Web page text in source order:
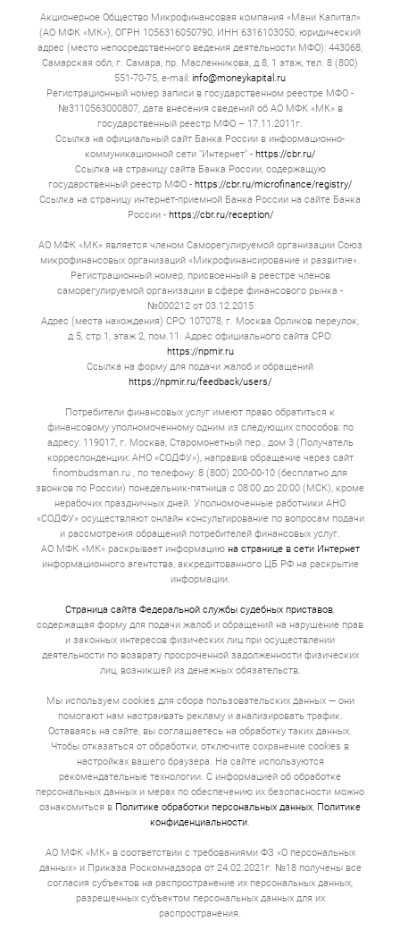
Акционерное Общество Микрофинансовая компания «Мани Капитал»
(АО МФК «МК»), ОГРН 1056316050790, ИНН 6316103050, юридический
адрес (место непосредственного ведения деятельности МФО): 443068,
Самарская обл, г. Самара, пр. Масленникова, д.8, 1 этаж, тел. 8 (800)
551-70-75, e-mail: info@moneykapital.ru
Регистрационный номер записи в государственном реестре МФО -
№3110563000807, дата внесения сведений об АО МФК «МК» в
государственный реестр МФО – 17.11.2011г.
Ссылка на официальный сайт Банка России в информационно-
коммуникационной сети "Интернет" - https://cbr.ru/
Ссылка на страницу сайта Банка России, содержащую
государственный реестр МФО - https://cbr.ru/microfinance/registry/
Ссылка на страницу интернет-приемной Банка России на сайте Банка
России - https://cbr.ru/reception/
АО МФК «МК» является членом Саморегулируемой организации Союз
микрофинансовых организаций «Микрофинансирование и развитие».
Регистрационный номер, присвоенный в реестре членов
саморегулируемой организации в сфере финансового рынка -
№000212 от 03.12.2015
Адрес (места нахождения) СРО: 107078, г. Москва Орликов переулок,
д.5, стр.1, этаж 2, пом.11. Адрес официального сайта СРО:
https://npmir.ru
Ссылка на форму для подачи жалоб и обращений
https://npmir.ru/feedback/users/
Потребители финансовых услуг имеют право обратиться к
финансовому уполномоченному одним из следующих способов: по
адресу: 119017, г. Москва, Старомонетный пер., дом 3 (Получатель
корреспонденции: АНО «СОДФУ»), направив обращение через сайт
finombudsman.ru , по телефону: 8 (800) 200-00-10 (бесплатно для
звонков по России) понедельник-пятница с 08:00 до 20:00 (МСК), кроме
нерабочих праздничных дней. Уполномоченные работники АНО
«СОДФУ» осуществляют онлайн консультирование по вопросам подачи
и рассмотрения обращений потребителей финансовых услуг.
АО МФК «МК» раскрывает информацию на странице в сети Интернет
информационного агентства, аккредитованного ЦБ РФ на раскрытие
информации.
Страница сайта Федеральной службы судебных приставов,
содержащая форму для подачи жалоб и обращений на нарушение прав
и законных интересов физических лиц при осуществлении
деятельности по возврату просроченной задолженности физических
лиц, возникшей из денежных обязательств.
Мы используем cookies для сбора пользовательских данных — они
помогают нам настраивать рекламу и анализировать трафик.
Оставаясь на сайте, вы соглашаетесь на обработку таких данных.
Чтобы отказаться от обработки, отключите сохранение cookies в
настройках вашего браузера. На сайте используются
рекомендательные технологии. С информацией об обработке
персональных данных и мерах по обеспечению их безопасности можно
ознакомиться в Политике обработки персональных данных, Политике
конфиденциальности.
АО МФК «МК» в соответствии с требованиями ФЗ «О персональных
данных» и Приказа Роскомнадзора от 24.02.2021г. №18 получены все
согласия субъектов на распространение их персональных данных,
разрешенных субъектом персональных данных для их
распространения.